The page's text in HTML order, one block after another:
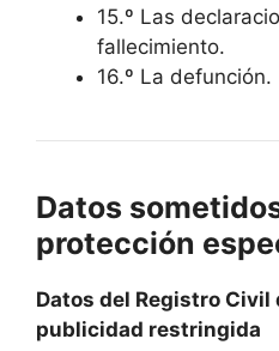
15.º Las
fallecimiento.
16.º La defunción.
Datos
protección
Datos del Registro Civil
publicidad restringida